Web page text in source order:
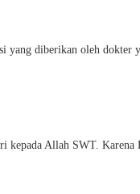
yang diberikan oleh dokter
Allah SWT. Karena